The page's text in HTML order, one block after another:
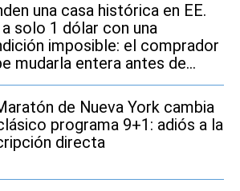
una casa histórica en EE.
a solo 1 dólar con una
imposible: el comprador
mudarla entera antes de
de Nueva York cambia
programa 9+1: adiós a la
directa